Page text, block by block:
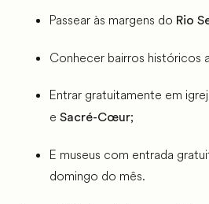
Passear às margens do Rio
Conhecer bairros históricos
Entrar gratuitamente em
e Sacré-Cœur;
E museus com entrada
domingo do mês.